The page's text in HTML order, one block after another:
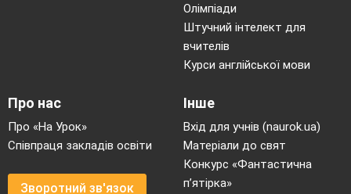
Олімпіади
Штучний інтелект для
вчителів
Курси англійської мови
Про нас
Про «На Урок»
Співпраця закладів освіти
Зворотний зв'язок
Інше
Вхід для учнів (naurok.ua)
Матеріали до свят
Конкурс «Фантастична
п’ятірка»